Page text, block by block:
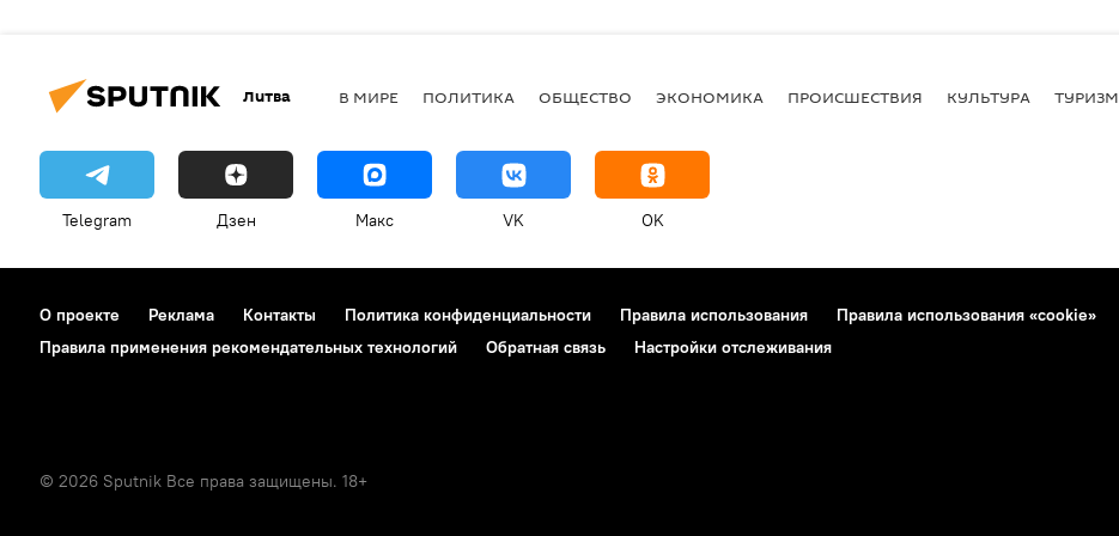
Литва В МИРЕ ПОЛИТИКА ОБЩЕСТВО ЭКОНОМИКА ПРОИСШЕСТВИЯ КУЛЬТУРА ТУРИЗМ
Telegram Дзен Макс VK OK
О проекте Реклама Контакты Политика конфиденциальности Правила использования
Правила использования «cookie»
Правила применения рекомендательных технологий
Обратная связь Настройки отслеживания
© 2026 Sputnik Все права защищены. 18+